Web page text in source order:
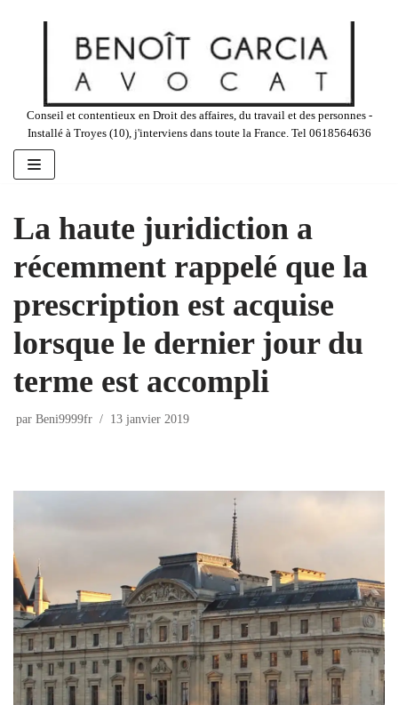
Conseil et contentieux en Droit des affaires, du travail et des personnes -
Installé à Troyes (10), j'interviens dans toute la France. Tel 0618564636
La haute juridiction a
récemment rappelé que la
prescription est acquise
lorsque le dernier jour du
terme est accompli
par Beni9999fr 13 janvier 2019